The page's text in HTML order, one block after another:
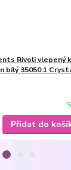
Rivoli vlepený
bílý 35050.1
Přidat do